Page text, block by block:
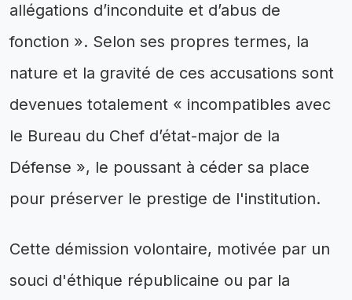
allégations d’inconduite et d’abus de
fonction ». Selon ses propres termes, la
nature et la gravité de ces accusations sont
devenues totalement « incompatibles avec
le Bureau du Chef d’état-major de la
Défense », le poussant à céder sa place
pour préserver le prestige de l'institution.
Cette démission volontaire, motivée par un
souci d'éthique républicaine ou par la